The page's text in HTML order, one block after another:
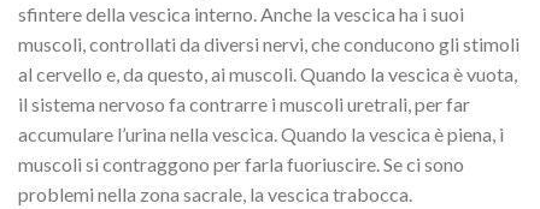
sfintere della vescica interno. Anche la vescica ha i suoi
muscoli, controllati da diversi nervi, che conducono gli stimoli
al cervello e, da questo, ai muscoli. Quando la vescica è vuota,
il sistema nervoso fa contrarre i muscoli uretrali, per far
accumulare l’urina nella vescica. Quando la vescica è piena, i
muscoli si contraggono per farla fuoriuscire. Se ci sono
problemi nella zona sacrale, la vescica trabocca.